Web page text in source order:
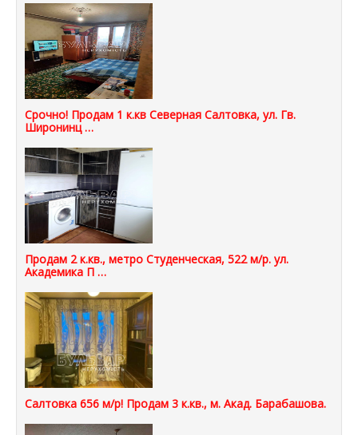
Срочно! Продам 1 к.кв Северная Салтовка, ул. Гв.
Широнинц …
Продам 2 к.кв., метро Студенческая, 522 м/р. ул.
Академика П …
Салтовка 656 м/р! Продам 3 к.кв., м. Акад. Барабашова.